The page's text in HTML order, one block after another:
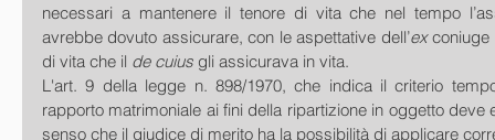
necessari a mantenere il tenore di vita che nel tempo
avrebbe dovuto assicurare, con le aspettative dell’ex coniuge
di vita che il de cuius gli assicurava in vita.
L'art. 9 della legge n. 898/1970, che indica il criterio
rapporto matrimoniale ai fini della ripartizione in oggetto deve
senso che il giudice di merito ha la possibilità di applicare